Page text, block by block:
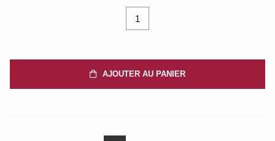
1
AJOUTER AU PANIER